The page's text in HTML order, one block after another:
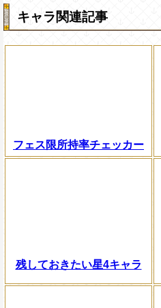
キャラ関連記事
フェス限所持率チェッカー
残しておきたい星4キャラ